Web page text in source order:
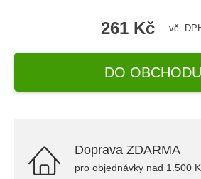
261 Kč vč.
DO
Doprava ZDARMA
pro objednávky nad 1.500